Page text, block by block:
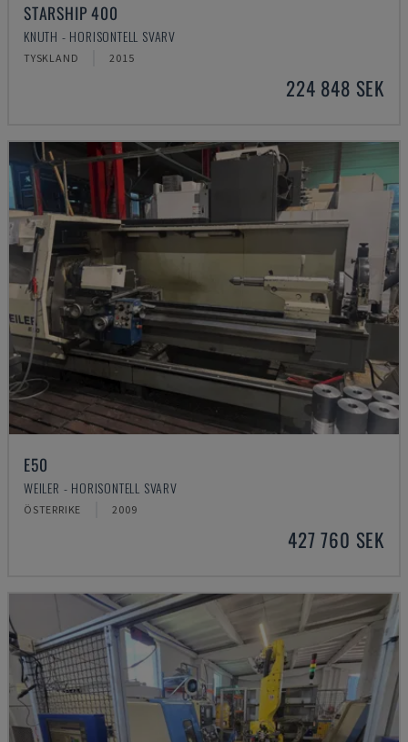
STARSHIP 400
KNUTH - HORISONTELL SVARV
TYSKLAND 2015
224 848 SEK
E50
WEILER - HORISONTELL SVARV
ÖSTERRIKE 2009
427 760 SEK